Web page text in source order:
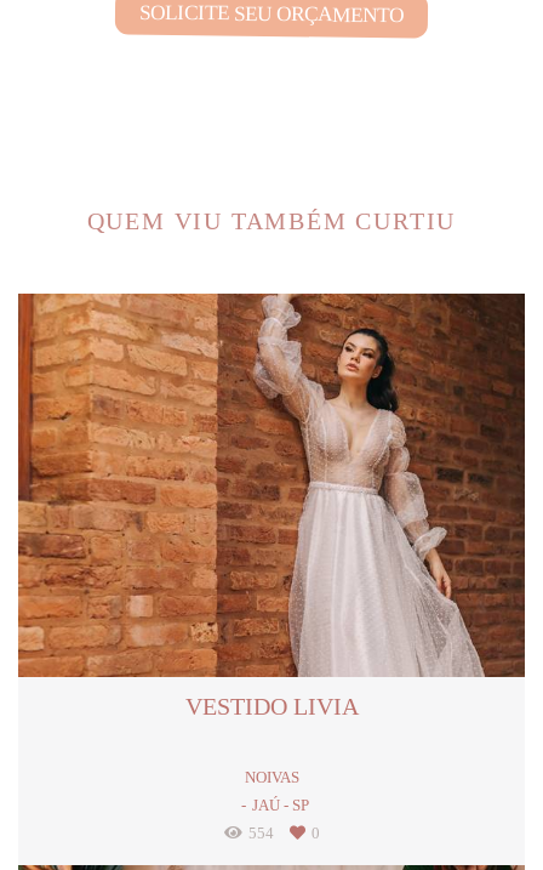
SOLICITE SEU ORÇAMENTO
QUEM VIU TAMBÉM CURTIU
VESTIDO LIVIA
NOIVAS
JAÚ - SP
554
0